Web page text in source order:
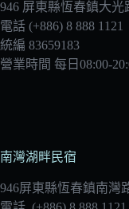
946 屏東縣恆春鎮大光
電話 (+886) 8 888 1121
統編 83659183
營業時間 每日08:00-
南灣湖畔民宿
946屏東縣恆春鎮南灣